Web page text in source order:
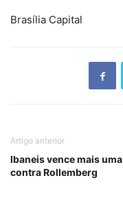
Brasília Capital
Artigo anterior
Ibaneis vence mais uma
contra Rollemberg